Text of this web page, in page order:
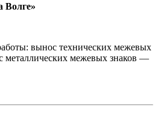
Волге»
вынос технических межевых
металлических межевых знаков —